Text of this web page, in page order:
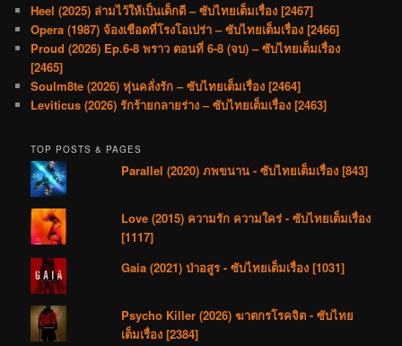
Heel (2025) ล่ามไว้ให้เป็นเด็กดี – ซับไทยเต็มเรื่อง [2467]
Opera (1987) จ้องเชือดที่โรงโอเปร่า – ซับไทยเต็มเรื่อง [2466]
Proud (2026) Ep.6-8 พราว ตอนที่ 6-8 (จบ) – ซับไทยเต็มเรื่อง
[2465]
Soulm8te (2026) หุ่นคลั่งรัก – ซับไทยเต็มเรื่อง [2464]
Leviticus (2026) รักร้ายกลายร่าง – ซับไทยเต็มเรื่อง [2463]
TOP POSTS & PAGES
Parallel (2020) ภพขนาน - ซับไทยเต็มเรื่อง [843]
Love (2015) ความรัก ความใคร่ - ซับไทยเต็มเรื่อง
[1117]
Gaia (2021) ป่าอสูร - ซับไทยเต็มเรื่อง [1031]
Psycho Killer (2026) ฆาตกรโรคจิต - ซับไทย
เต็มเรื่อง [2384]